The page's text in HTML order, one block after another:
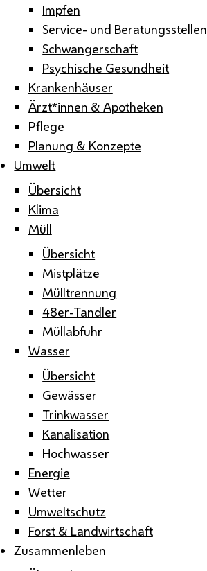
Impfen
Service- und Beratungsstellen
Schwangerschaft
Psychische Gesundheit
Krankenhäuser
Ärzt*innen & Apotheken
Pflege
Planung & Konzepte
Umwelt
Übersicht
Klima
Müll
Übersicht
Mistplätze
Mülltrennung
48er-Tandler
Müllabfuhr
Wasser
Übersicht
Gewässer
Trinkwasser
Kanalisation
Hochwasser
Energie
Wetter
Umweltschutz
Forst & Landwirtschaft
Zusammenleben